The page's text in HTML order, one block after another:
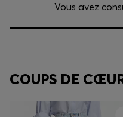
Vous avez
COUPS DE